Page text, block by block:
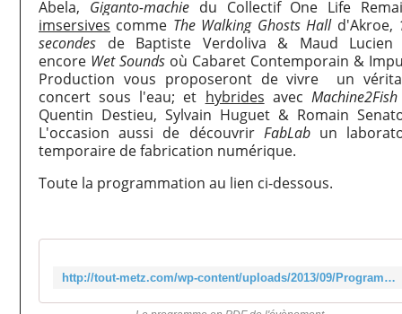
Abela, Giganto-machiedu Collectif One Life
imsersives comme The Walking Ghosts Halld'Akroe,
secondes de Baptiste Verdoliva & Maud
encore Wet Sounds où Cabaret Contemporain &
Production vous proposeront de vivre un
concert sous l'eau; et hybrides avec Machine2Fish
Quentin Destieu, Sylvain Huguet & Romain
L'occasion aussi de découvrir FabLabun
temporaire de fabrication numérique.
Toute la programmation au lien ci-dessous.
http://tout-metz.com/wp-content/uploads/2013/09/Programme-nuit-blanche-metz-2013.pdf